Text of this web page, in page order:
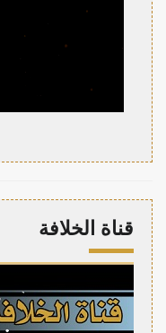
قناة الخلافة